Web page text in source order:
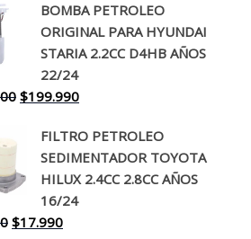
original
era:
$650.000.
actual
es:
$519.990.
BOMBA PETROLEO
ORIGINAL PARA HYUNDAI
STARIA 2.2CC D4HB AÑOS
22/24
El
original
era:
$260.000.
$199.990El
actual
es:
$199.990.
FILTRO PETROLEO
SEDIMENTADOR TOYOTA
HILUX 2.4CC 2.8CC AÑOS
16/24
El
$17.990El